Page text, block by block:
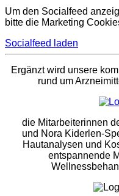
Um den Socialfeed
bitte die Marketing
Socialfeed laden
Ergänzt wird unsere
rund um
die Mitarbeiterinnen
und Nora Kiderlen-
Hautanalysen und
entspannende